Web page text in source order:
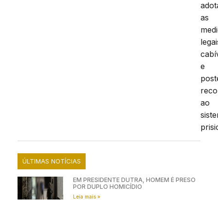
as
e
ao
ÚLTIMAS NOTÍCIAS
EM PRESIDENTE DUTRA, HOMEM É PRESO
POR DUPLO HOMICÍDIO
Leia mais »